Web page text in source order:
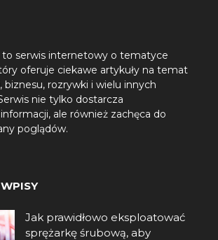
to serwis internetowy o tematyce
oferuje ciekawe artykuły na temat
biznesu, rozrywki i wielu innych
nie tylko dostarcza
ale również zachęca do
poglądów.
Jak prawidłowo eksploatować
sprężarkę śrubową, aby